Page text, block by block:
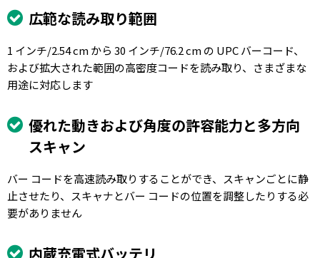
広範な読み取り範囲
1 インチ/2.54 cm から 30 インチ/76.2 cm の UPC バーコード、
および拡大された範囲の高密度コードを読み取り、さまざまな
用途に対応します
優れた動きおよび角度の許容能力と多方向
スキャン
バー コードを高速読み取りすることができ、スキャンごとに静
止させたり、スキャナとバー コードの位置を調整したりする必
要がありません
内蔵充電式バッテリ